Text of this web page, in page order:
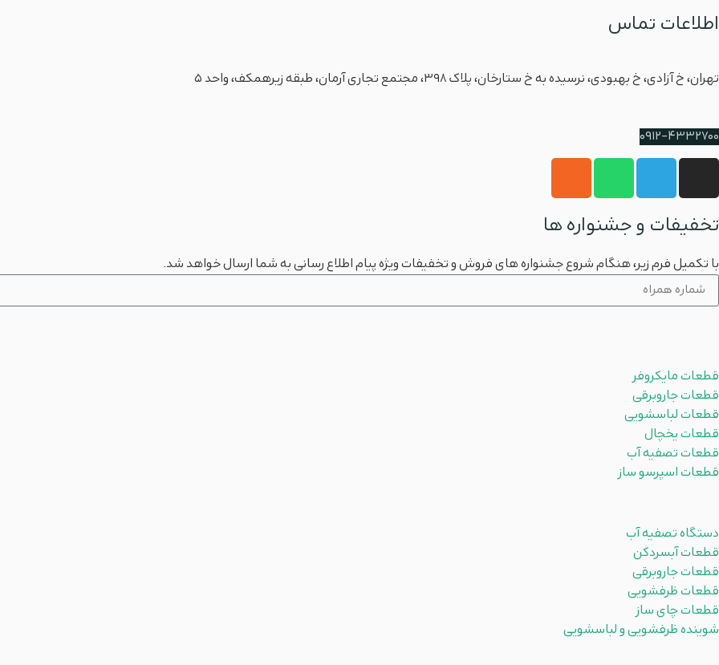
اطلاعات تماس
تهران، خ آزادی، خ بهبودی، نرسیده به خ ستارخان، پلاک ۳۹۸، مجتمع تجاری آرمان، طبقه زیرهمکف، واحد 5
0912-4332700
تخفیفات و جشنواره ها
با تکمیل فرم زیر، هنگام شروع جشنواره های فروش و تخفیفات ویژه پیام اطلاع رسانی به شما ارسال خواهد شد.
قطعات مایکروفر
قطعات جاروبرقی
قطعات لباسشویی
قطعات یخچال
قطعات تصفیه آب
قطعات اسپرسو ساز
دستگاه تصفیه آب
قطعات آبسردکن
قطعات جاروبرقی
قطعات ظرفشویی
قطعات چای ساز
شوینده ظرفشویی و لباسشویی